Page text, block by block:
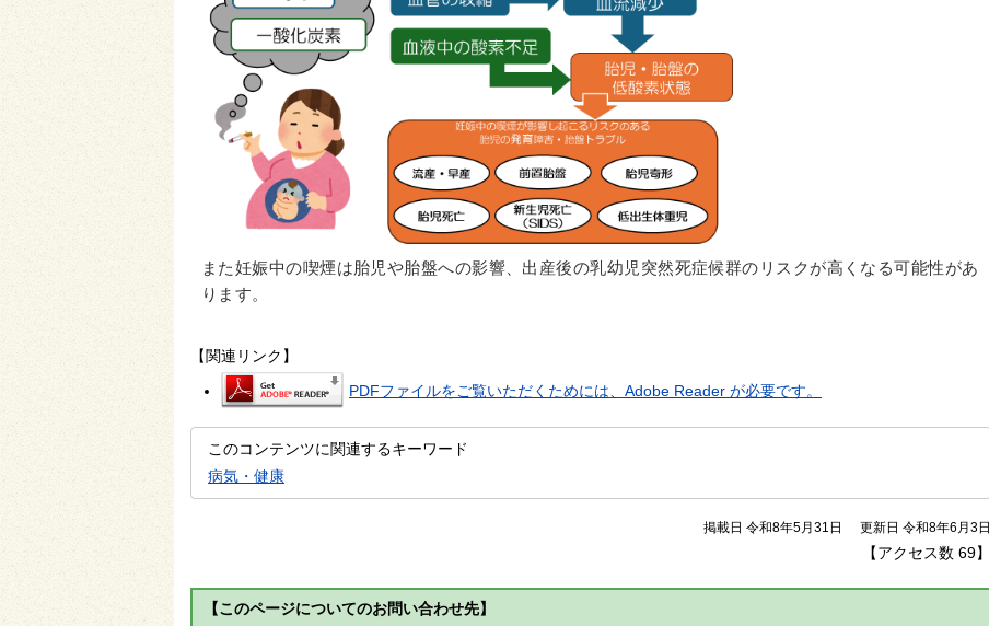
また妊娠中の喫煙は胎児や胎盤への影響、出産後の乳幼児突然死症候群のリスクが高くなる可能性があ
ります。
【関連リンク】
PDFファイルをご覧いただくためには、Adobe Reader が必要です。
このコンテンツに関連するキーワード
病気・健康
掲載日 令和8年5月31日 更新日 令和8年6月3日
【アクセス数 69】
【このページについてのお問い合わせ先】